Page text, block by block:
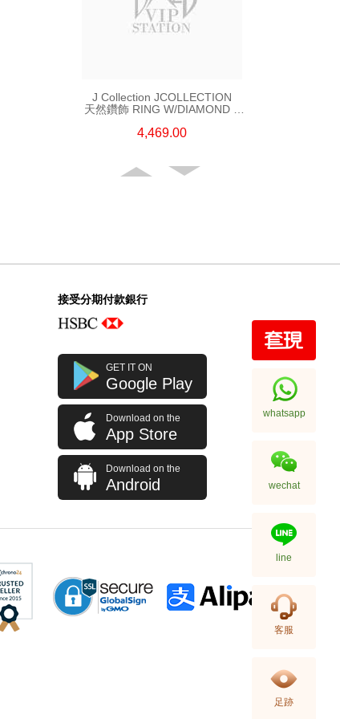
J Collection JCOLLECTION
天然鑽飾 RING W/DIAMOND 5
CT18KR 2.62 GM (EUR 55)
4,469.00
J Collection JCOLLECTION
天然鑽飾 RING W/DIAMOND 70
RDDI 0.63 CT18KW 4.45 GM
(CZ)
7,114.00
接受分期付款銀行
GET IT ON
Google Play
Download on the
App Store
Download on the
Android
whatsapp
wechat
line
客服
足跡